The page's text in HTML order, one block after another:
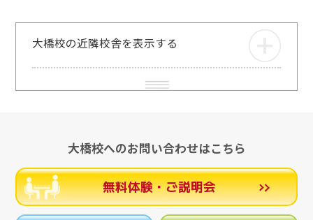
大橋校の近隣校舎を表示する
大橋校へのお問い合わせはこちら
無料体験・ご説明会